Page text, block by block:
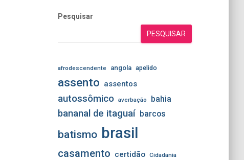
Pesquisar
PESQUISAR
afrodescendente angola apelido
assento assentos
autossômico averbação bahia
bananal de itaguaí barcos
batismo brasil
casamento certidão Cidadania